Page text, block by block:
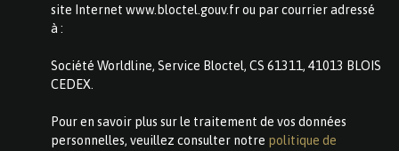
site Internet www.bloctel.gouv.fr ou par courrier adressé
à :
Société Worldline, Service Bloctel, CS 61311, 41013 BLOIS
CEDEX.
Pour en savoir plus sur le traitement de vos données
personnelles, veuillez consulter notre politique de